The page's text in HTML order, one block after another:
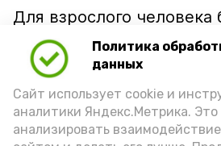
Политика
данных
Сайт использует cookie и
аналитики Яндекс.Метрика. Это
анализировать
Для взрослого человека
порцией икры
(2-3 ложки). При этом
внимание на хлеб, с
подаётся: лучше
цельнозерновой, с